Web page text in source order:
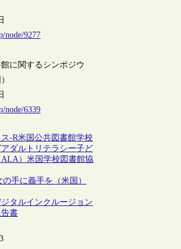
node/9277
に関するシンポジウ
node/6339
-R米国公共図書館学校
ダルト リテラシー子ど
ALA）米国学校図書館協
手に義手を（米国）
タルインクルージョン
書